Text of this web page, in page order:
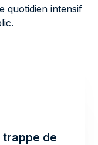
quotidien intensif
de